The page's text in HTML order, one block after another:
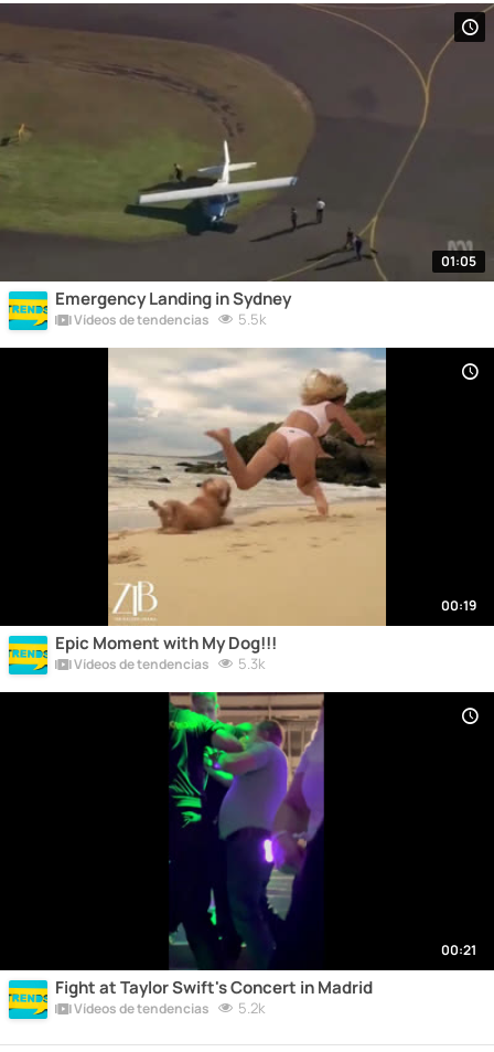
01:05
Emergency Landing in Sydney
Vídeos de tendencias 5.5k
00:19
Epic Moment with My Dog!!!
Vídeos de tendencias 5.3k
00:21
Fight at Taylor Swift's Concert in Madrid
Vídeos de tendencias 5.2k